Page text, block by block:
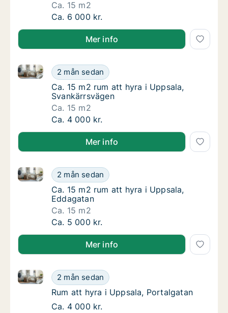
Ca. 15 m2
Ca. 15 m2 rum att hyra i Uppsala,
Ca. 6 000 kr.
Mer info
Ca. 15 m2 rum att hyra i Uppsala,
2 mån sedan
Ca. 15 m2 rum att hyra i Uppsala, Svankärrsvägen
Ca. 15 m2 rum att hyra i Uppsala,
Ca. 15 m2 rum att hyra i Uppsala,
Svankärrsvägen
Ca. 15 m2
Ca. 15 m2 rum att hyra i Uppsala,
Ca. 4 000 kr.
Mer info
Ca. 15 m2 rum att hyra i Uppsala,
2 mån sedan
Ca. 15 m2 rum att hyra i Uppsala, Eddagatan
Ca. 15 m2 rum att hyra i Uppsala,
Ca. 15 m2 rum att hyra i Uppsala,
Eddagatan
Ca. 15 m2
Ca. 15 m2 rum att hyra i Uppsala,
Ca. 5 000 kr.
Mer info
Rum att hyra i Uppsala, Portalgatan
2 mån sedan
Rum att hyra i Uppsala, Portalgatan
Rum att hyra i Uppsala, Portalgatan
Rum att hyra i Uppsala, Portalgatan
Rum att hyra i Uppsala, Portalgatan
Ca. 4 000 kr.